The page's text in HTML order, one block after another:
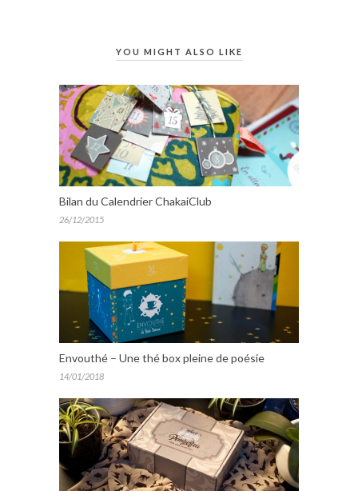
YOU MIGHT ALSO LIKE
Bilan du Calendrier ChakaiClub
26/12/2015
Envouthé – Une thé box pleine de poésie
14/01/2018